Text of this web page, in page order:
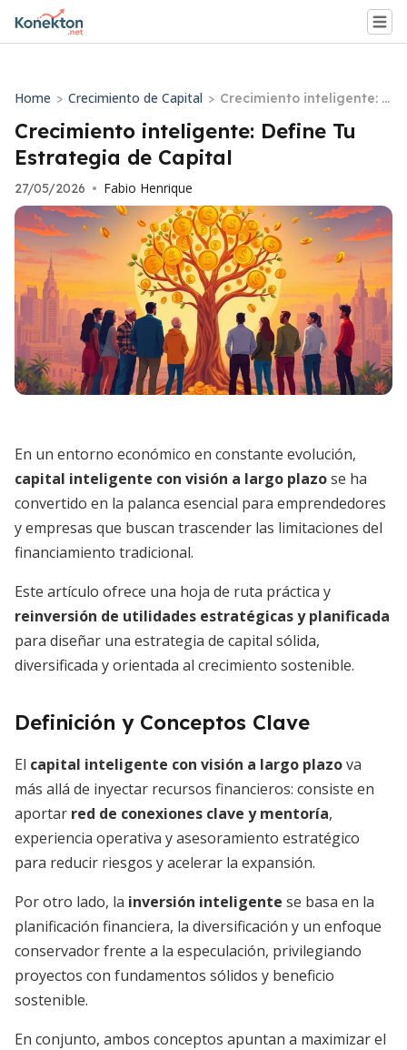
Home > Crecimiento de Capital > Crecimiento inteligente: D
efine Tu Estrategia de Ca
pital
Crecimiento inteligente: Define Tu
Estrategia de Capital
27/05/2026 • Fabio Henrique
En un entorno económico en constante evolución,
capital inteligente con visión a largo plazose ha
convertido en la palanca esencial para emprendedores
y empresas que buscan trascender las limitaciones del
financiamiento tradicional.
Este artículo ofrece una hoja de ruta práctica y
reinversión de utilidades estratégicas y planificada
para diseñar una estrategia de capital sólida,
diversificada y orientada al crecimiento sostenible.
Definición y Conceptos Clave
El capital inteligente con visión a largo plazova
más allá de inyectar recursos financieros: consiste en
aportar red de conexiones clave y mentoría,
experiencia operativa y asesoramiento estratégico
para reducir riesgos y acelerar la expansión.
Por otro lado, la inversión inteligente se basa en la
planificación financiera, la diversificación y un enfoque
conservador frente a la especulación, privilegiando
proyectos con fundamentos sólidos y beneficio
sostenible.
En conjunto, ambos conceptos apuntan a maximizar el